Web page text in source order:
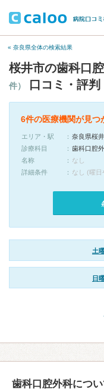
« 奈良県全体の検索結果
桜井市の歯科口
件）
口コミ・評判
6件の医療機関が見つ
エリア・駅
奈良県桜
診療科目
歯科口腔
名称
なし
詳細条件
なし (曜日
土
日
歯科口腔外科につ